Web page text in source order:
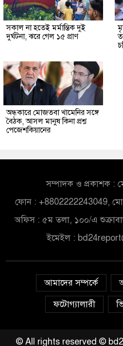
সকাল না হতেই মর্মান্তিক দুই
দুর্ঘটনা, ঝরে গেল ১৫ প্রাণ
অন্ধকারে মোজতবা খামেনির সঙ্গে
বৈঠক, আসল মানুষ কিনা প্রশ্ন
পেজেশকিয়ানের
সম্পাদক ও প্রকাশক :
ফোন : +8802222243049,
অফিস : ৫ম তলা, ১০০/এ
ইমেইল :
আমাদের সম্পর্কে
ফটোগ্যালারী
© All rights reserved ©